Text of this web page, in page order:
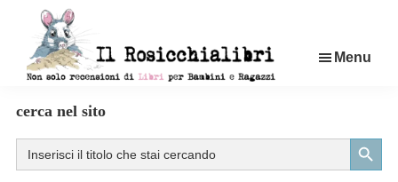
contenuto
di
libri
per
Menu
cerca nel sito
Search
for:
Search Button